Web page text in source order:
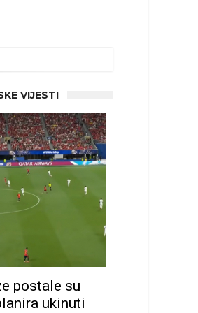
VIJESTI
postale su
ukinuti